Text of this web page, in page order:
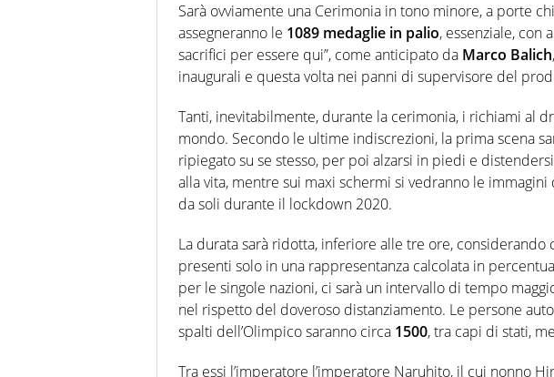
Sarà ovviamente una Cerimonia in tono minore, a porte
assegneranno le 1089 medaglie in palio, essenziale, con
sacrifici per essere qui”, come anticipato da Marco Balich
inaugurali e questa volta nei panni di supervisore del
Tanti, inevitabilmente, durante la cerimonia, i richiami al
mondo. Secondo le ultime indiscrezioni, la prima scena
ripiegato su se stesso, per poi alzarsi in piedi e
alla vita, mentre sui maxi schermi si vedranno le
da soli durante il lockdown 2020.
La durata sarà ridotta, inferiore alle tre ore, considerando
presenti solo in una rappresentanza calcolata in
per le singole nazioni, ci sarà un intervallo di tempo
nel rispetto del doveroso distanziamento. Le persone
spalti dell’Olimpico saranno circa 1500, tra capi di stati,
Tra essi l’imperatore l’imperatore Naruhito, il cui nonno